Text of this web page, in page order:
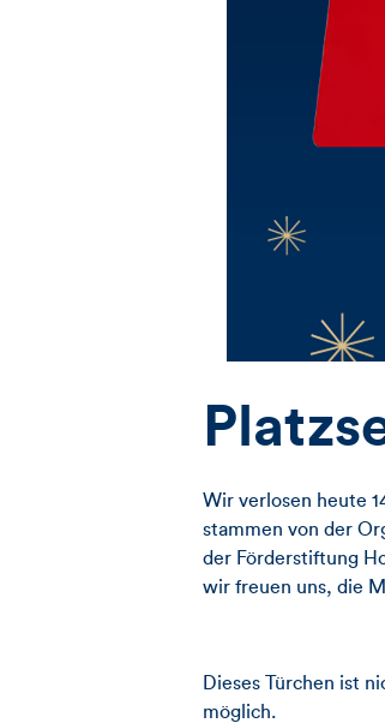
Wir verlosen heute
stammen von der
der Förderstiftung
wir freuen uns, die
Dieses Türchen ist
möglich.